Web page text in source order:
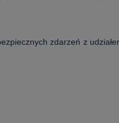
zdarzeń z